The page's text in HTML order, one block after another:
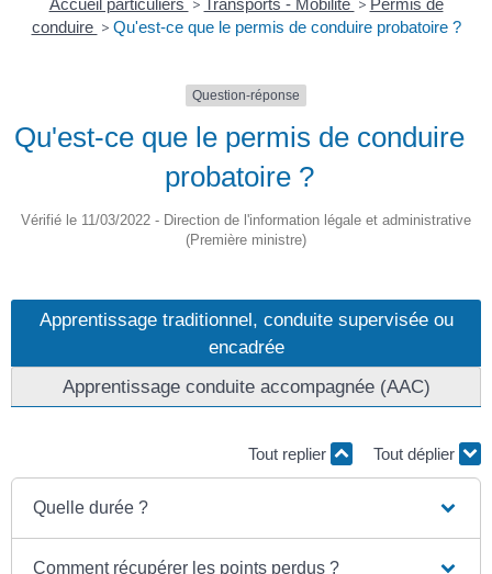
Accueil particuliers > Transports - Mobilité > Permis de
conduire > Qu'est-ce que le permis de conduire probatoire ?
Question-réponse
Qu'est-ce que le permis de conduire
probatoire ?
Vérifié le 11/03/2022 - Direction de l'information légale et administrative
(Première ministre)
Apprentissage traditionnel, conduite supervisée ou
encadrée
Apprentissage conduite accompagnée (AAC)
Tout replier Tout déplier
Quelle durée ?
Comment récupérer les points perdus ?